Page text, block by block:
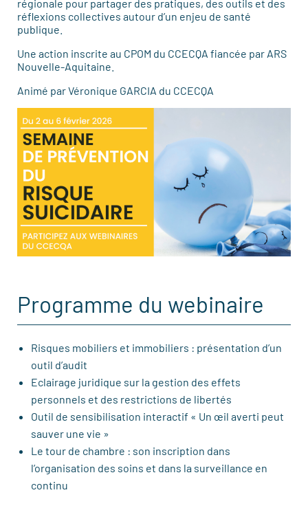
régionale pour partager des pratiques, des outils et des
réflexions collectives autour d’un enjeu de santé
publique.
Une action inscrite au CPOM du CCECQA fiancée par ARS
Nouvelle-Aquitaine.
Animé par Véronique GARCIA du CCECQA
Programme du webinaire
Risques mobiliers et immobiliers : présentation d’un
outil d’audit
Eclairage juridique sur la gestion des effets
personnels et des restrictions de libertés
Outil de sensibilisation interactif « Un œil averti peut
sauver une vie »
Le tour de chambre : son inscription dans
l’organisation des soins et dans la surveillance en
continu